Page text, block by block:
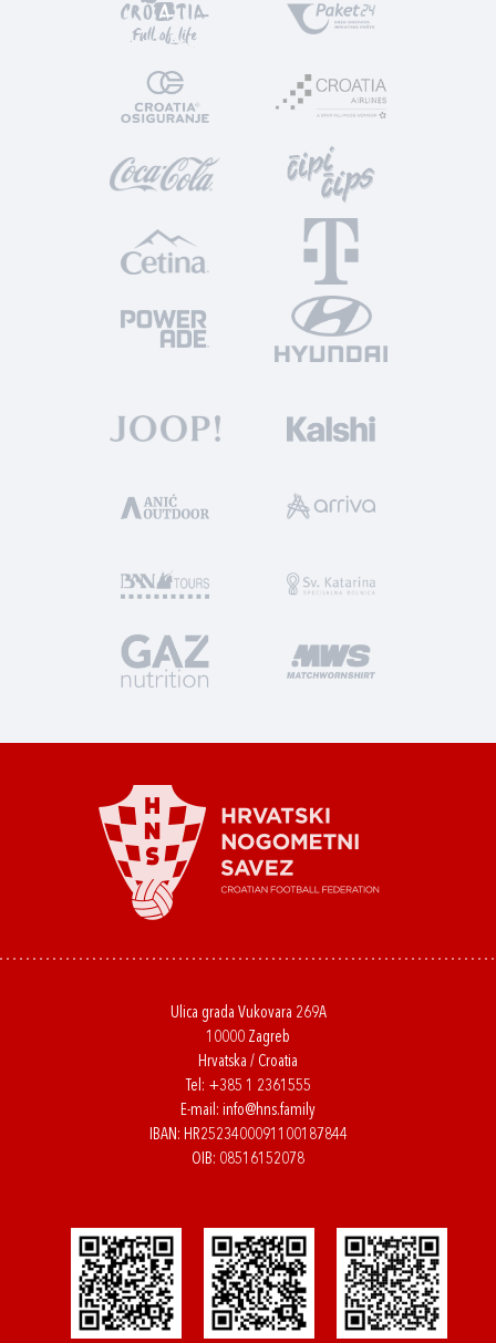
Ulica grada Vukovara 269A
10000 Zagreb
Hrvatska / Croatia
Tel: +385 1 2361555
E-mail: info@hns.family
IBAN: HR2523400091100187844
OIB: 08516152078